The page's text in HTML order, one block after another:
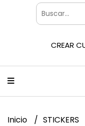
CREAR
Inicio STICKERS